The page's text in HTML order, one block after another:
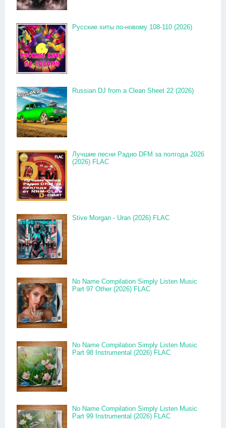
Русские хиты по-новому 108-110 (2026)
Russian DJ from a Clean Sheet 22 (2026)
Лучшие песни Радио DFM за полгода 2026
(2026) FLAC
Stive Morgan - Uran (2026) FLAC
No Name Compilation Simply Listen Music
Part 97 Other (2026) FLAC
No Name Compilation Simply Listen Music
Part 98 Instrumental (2026) FLAC
No Name Compilation Simply Listen Music
Part 99 Instrumental (2026) FLAC